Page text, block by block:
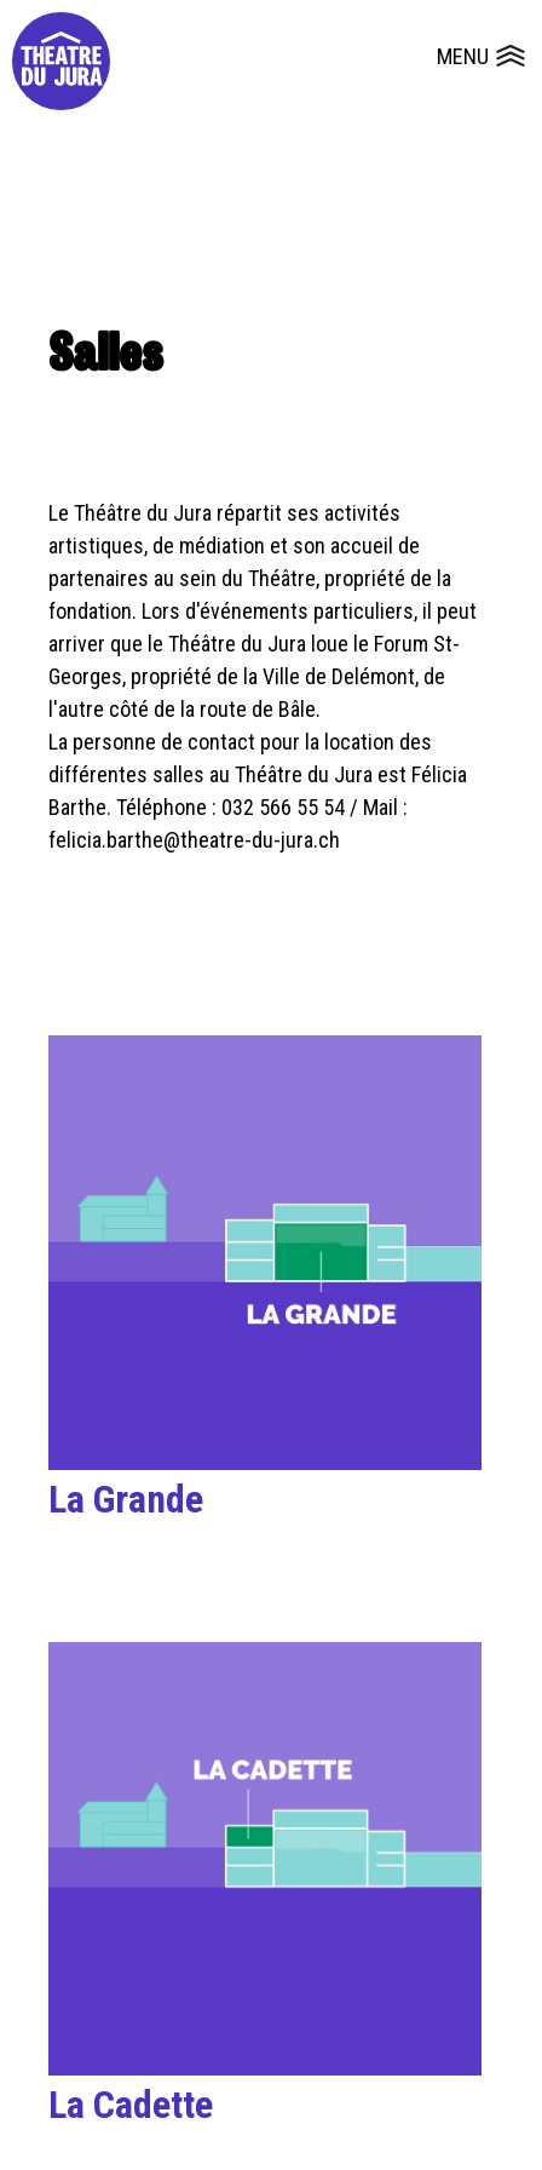
MENU
Presse
Salles
Dépôts de dossiers
Salles
Le Théâtre du Jura répartit ses activités
artistiques, de médiation et son accueil de
partenaires au sein du Théâtre, propriété de la
fondation. Lors d'événements particuliers, il peut
arriver que le Théâtre du Jura loue le Forum St-
Georges, propriété de la Ville de Delémont, de
l'autre côté de la route de Bâle.
La personne de contact pour la location des
différentes salles au Théâtre du Jura est Félicia
Barthe. Téléphone : 032 566 55 54 / Mail :
felicia.barthe@theatre-du-jura.ch
La Grande
La Cadette